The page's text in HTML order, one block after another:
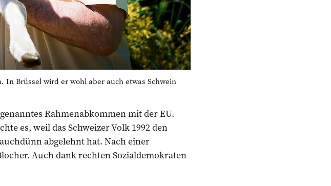
Brüssel wird er wohl aber auch etwas Schwein
Rahmenabkommen mit der EU.
es, weil das Schweizer Volk 1992 den
abgelehnt hat. Nach einer
Auch dank rechten Sozialdemokraten